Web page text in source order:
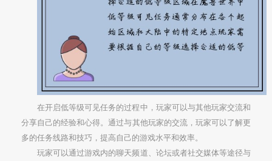
在开启低等级可见任务的过程中，玩家可以与其他玩家交流和
分享自己的经验和心得。通过与其他玩家的交流，玩家可以了解更
多的任务线路和技巧，提高自己的游戏水平和效率。
玩家可以通过游戏内的聊天频道、论坛或者社交媒体等途径与